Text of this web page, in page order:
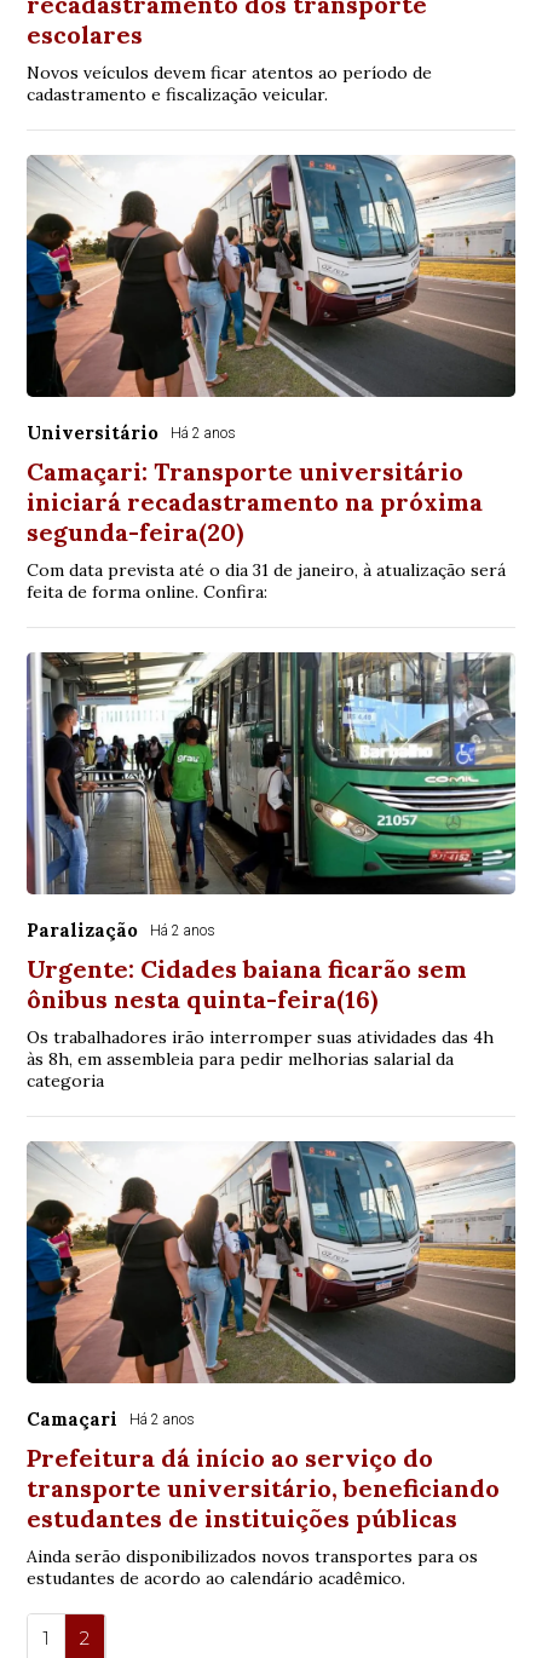
escolares
Novos veículos devem ficar atentos ao período de
cadastramento e fiscalização veicular.
Universitário Há 2 anos
Camaçari: Transporte universitário
iniciará recadastramento na próxima
segunda-feira(20)
Com data prevista até o dia 31 de janeiro, à atualização será
feita de forma online. Confira:
Paralização Há 2 anos
Urgente: Cidades baiana ficarão sem
ônibus nesta quinta-feira(16)
Os trabalhadores irão interromper suas atividades das 4h
às 8h, em assembleia para pedir melhorias salarial da
categoria
Camaçari Há 2 anos
Prefeitura dá início ao serviço do
transporte universitário, beneficiando
estudantes de instituições públicas
Ainda serão disponibilizados novos transportes para os
estudantes de acordo ao calendário acadêmico.
1 2